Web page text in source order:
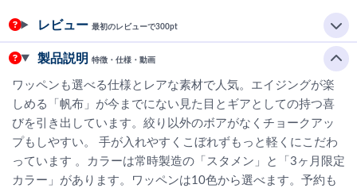
レビュー 最初のレビューで300pt
製品説明 特徴・仕様・動画
ワッペンも選べる仕様とレアな素材で人気。エイジングが楽
しめる「帆布」が今までにない見た目とギアとしての持つ喜
びを引き出しています。絞り以外のボアがなくチョークアッ
プもしやすい。 手が入れやすくこぼれずもっと軽くにこだわ
っています 。カラーは常時製造の「スタメン」と「3ヶ月限定
カラー」があります。ワッペンは10色から選べます。予約も